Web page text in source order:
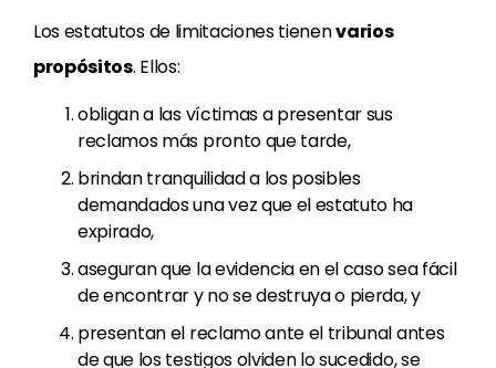
Los estatutos de limitaciones tienenvarios
propósitos. Ellos:
obligan a las víctimas a presentar sus
reclamos más pronto que tarde,
brindan tranquilidad a los posibles
demandados una vez que el estatuto ha
expirado,
aseguran que la evidencia en el caso sea fácil
de encontrar y no se destruya o pierda, y
presentan el reclamo ante el tribunal antes
de que los testigos olviden lo sucedido, se